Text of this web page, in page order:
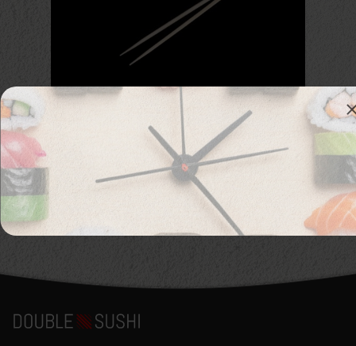
602. Палочки
шт0,05€ В корзину
Аллергены :